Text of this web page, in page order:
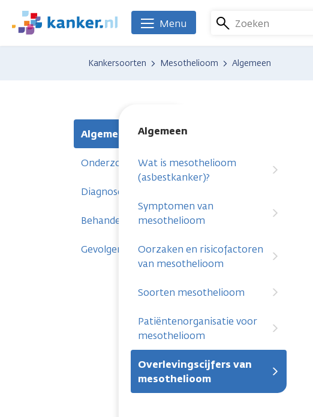
naar
We
zijn
Zoeken
Menu
Kankersoorten Mesothelioom Algemeen
Algemeen Algemeen
Wat is mesothelioom
(asbestkanker)?
Symptomen van
mesothelioom
Oorzaken en risicofactoren
van mesothelioom
Soorten mesothelioom
Patiëntenorganisatie voor
mesothelioom
Overlevingscijfers van
mesothelioom
Onderzoeken
Diagnose
Behandelingen
Gevolgen